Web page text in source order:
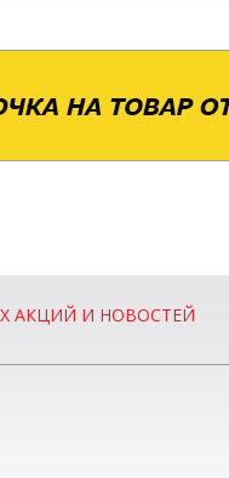
АКЦИЙ И НОВОСТЕЙ